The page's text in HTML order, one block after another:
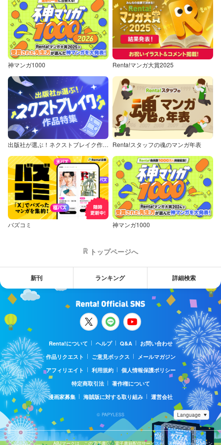
神マンガ1000 Renta!マンガ大賞2025
出版社が選ぶ！ネクストブレイク作品特集 Renta!スタッフの魂のマンガ年表
バズコミ 神マンガ1000
トップページへ
新刊 ランキング 詳細検索
Renta!について ヘルプ Q&A
お問い合わせ
作品リクエスト
ご意見ボックス
メールマガジン
アフィリエイト
利用規約
個人情報保護ポリシー
特定商取引法
著作権について
漫画家募集
海賊版に対する取り組み 運営会社
© PAPYLESS
ABJマークは、この電子書店・電子書籍配信サービスが、著作権者からコンテン